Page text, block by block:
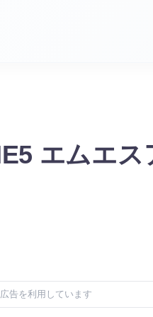
エムエス
告を利用しています